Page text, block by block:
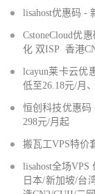
lisahost优惠码 -
CstoneCloud优
化 双ISP 香港
lcayun莱卡云优
低至26.18元/月
恒创科技优惠码
298元/月起
搬瓦工VPS特价
lisahost全场
日本/新加坡/台